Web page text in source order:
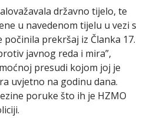
državno tijelo, te
u navedenom tijelu u vezi s
počinila prekršaj iz Članka 17.
javnog reda i mira”,
presudi kojom joj je
uvjetno na godinu dana.
poruke što ih je HZMO